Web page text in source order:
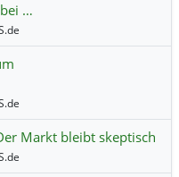
…
Markt bleibt skeptisch